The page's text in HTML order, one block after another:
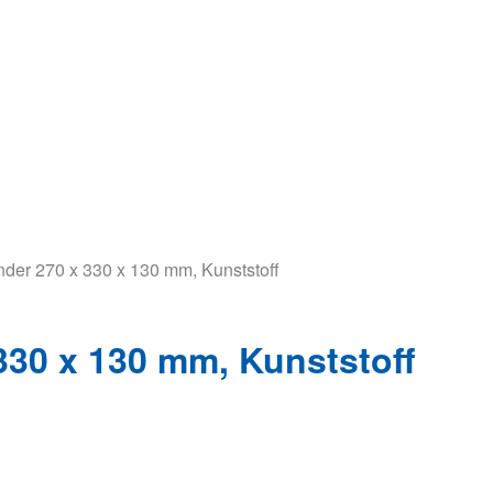
270 x 330 x 130 mm, Kunststoff
x 130 mm, Kunststoff